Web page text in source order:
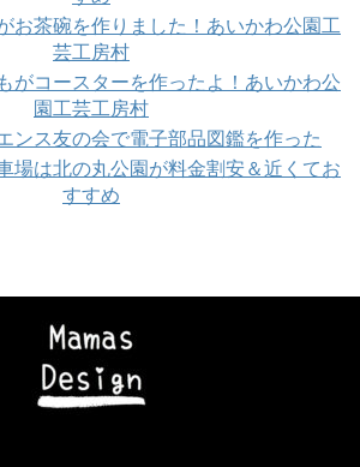
お茶碗を作りました！あいかわ公園工
芸工房村
がコースターを作ったよ！あいかわ公
園工芸工房村
ンス友の会で電子部品図鑑を作った
場は北の丸公園が料金割安＆近くてお
すすめ